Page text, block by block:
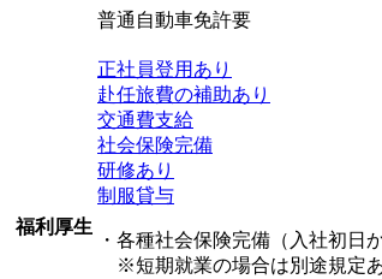
普通自動車免許要
福利厚生
正社員登用あり
赴任旅費の補助あり
交通費支給
社会保険完備
研修あり
制服貸与
・各種社会保険完備（入社初日
※短期就業の場合は別途規定